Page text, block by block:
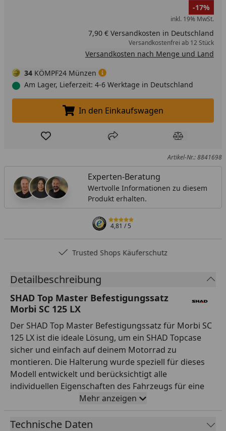
-17%
inkl. 19% MwSt.
7,90 € Versandkosten in Deutschland
Versandkostenfrei ab 12 Stück
Versandkosten nach Menge und Land
34 KÖMPF24 Münzen
Am Lager, Lieferzeit: 4-6 Werktage in Deutschland
In den Einkaufswagen legen
In den Einkaufswagen
Produkt zur Wunschliste hinzufügen
Teilen Produkt
Artikel-Nr.: 8841698
Experten-Beratung
Wertvolle Informationen zu diesem
Produkt erhalten.
4,81/ 5
Trusted Shops Käuferschutz
Detailbeschreibung
SHAD Top Master Befestigungssatz
Morbi SC 125 LX
Der SHAD Top Master Befestigungssatz für Morbi SC
125 LX ist die ideale Lösung, um ein SHAD Topcase
sicher und einfach auf deinem Motorrad zu
montieren. Die Halterung wurde speziell für dieses
Modell entwickelt und berücksichtigt alle
individuellen Eigenschaften des Fahrzeugs für eine
optimale Passform ohne nachträgliche Anpassungen.
Gefertigt aus hochwertigem Stahl mit robuster
schwarzer Pulverbeschichtung garantiert der Top
Mehr anzeigen
Technische Daten